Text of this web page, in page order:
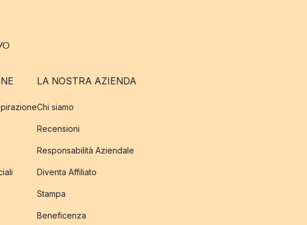
LA NOSTRA AZIENDA
Chi siamo
Recensioni
Responsabilità Aziendale
Diventa Affiliato
Stampa
Beneficenza